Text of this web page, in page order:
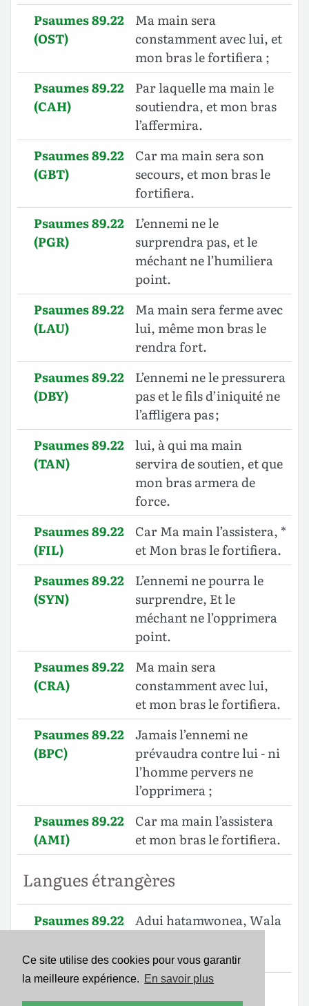
Ce site utilise des cookies pour vous garantir
la meilleure expérience. En savoir plus
Psaumes 89.22
(OST)
Ma main sera
constamment avec lui, et
mon bras le fortifiera ;
Psaumes 89.22
(CAH)
Par laquelle ma main le
soutiendra, et mon bras
l’affermira.
Psaumes 89.22
(GBT)
Car ma main sera son
secours, et mon bras le
fortifiera.
Psaumes 89.22
(PGR)
L’ennemi ne le
surprendra pas, et le
méchant ne l’humiliera
point.
Psaumes 89.22
(LAU)
Ma main sera ferme avec
lui, même mon bras le
rendra fort.
Psaumes 89.22
(DBY)
L’ennemi ne le pressurera
pas et le fils d’iniquité ne
l’affligera pas ;
Psaumes 89.22
(TAN)
lui, à qui ma main
servira de soutien, et que
mon bras armera de
force.
Psaumes 89.22
(FIL)
Car Ma main l’assistera, *
et Mon bras le fortifiera.
Psaumes 89.22
(SYN)
L’ennemi ne pourra le
surprendre, Et le
méchant ne l’opprimera
point.
Psaumes 89.22
(CRA)
Ma main sera
constamment avec lui,
et mon bras le fortifiera.
Psaumes 89.22
(BPC)
Jamais l’ennemi ne
prévaudra contre lui - ni
l’homme pervers ne
l’opprimera ;
Psaumes 89.22
(AMI)
Car ma main l’assistera
et mon bras le fortifiera.
Langues étrangères
Psaumes 89.22 Adui hatamwonea, Wala
hatamtesa.
Psaumes 89.22
(89.21)אֲשֶׁ֣ר יָ֭דִי תִּכֹּ֣ון עִמֹּ֑ו